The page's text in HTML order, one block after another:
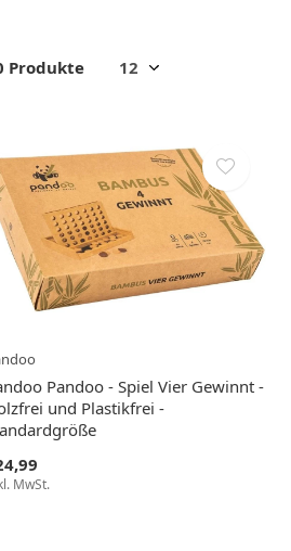
Produkte
Pandoo - Spiel Vier Gewinnt -
und Plastikfrei -
MwSt.